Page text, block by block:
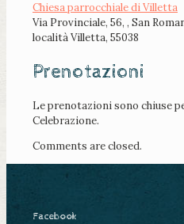
Chiesa parrocchiale di Villetta
Via Provinciale, 56, , San
località Villetta, 55038
Prenotazioni
Le prenotazioni sono chiuse
Celebrazione.
Comments are closed.
Facebook